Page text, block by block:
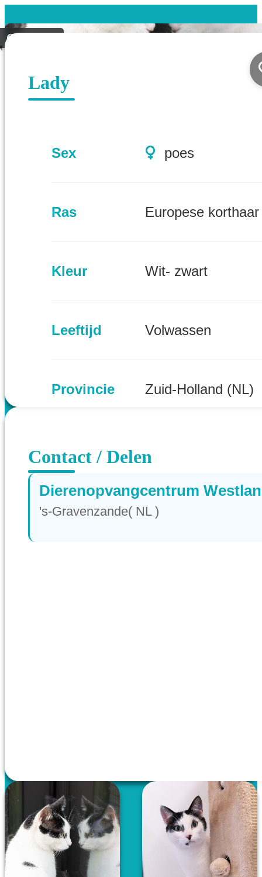
Geplaatst
Lady
Sex poes
Ras Europese korthaar
Kleur Wit- zwart
Leeftijd Volwassen
Provincie Zuid-Holland (NL)
Contact / Delen
Dierenopvangcentrum
's-Gravenzande( NL )